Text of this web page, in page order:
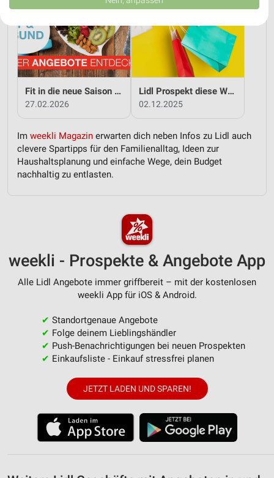
Fit in die neue Saison - mit Lidl!
27.02.2026
Lidl Prospekt diese Woche
02.12.2025
Im weekli Magazin erwarten dich neben Infos zu Lidl auch
clevere Spartipps für den Familienalltag, Ideen zur
Haushaltsplanung und einfache Wege, dein Budget
nachhaltig zu entlasten.
weekli - Prospekte & Angebote App
Alle Lidl Angebote immer griffbereit – mit der kostenlosen
weekli App für iOS & Android.
✔ Standortgenaue Angebote
✔ Folge deinem Lieblingshändler
✔ Push-Benachrichtigungen bei neuen Prospekten
✔ Einkaufsliste - Einkauf stressfrei planen
JETZT LADEN UND SPAREN!
Website/App.
Partnerliste anzeigen (1 IAB-Anbieter)
Wir nutzen Ihre Daten für folgende Zwecke:
IAB-Verarbeitungszwecke:
Speichern von oder Zugriff auf Informationen
auf einem Endgerät
Verwendung reduzierter Daten zur Auswahl von
Werbeanzeigen
Erstellung von Profilen für personalisierte
Werbung
Erstellung von Profilen zur Personalisierung
Verwendung von Profilen zur Auswahl
personalisierter Inhalte
Messung der Performance von Inhalten
Analyse von Zielgruppen durch Statistiken oder
Entwicklung und Verbesserung der Angebote
Verwendung reduzierter Daten zur Auswahl von
Inhalten